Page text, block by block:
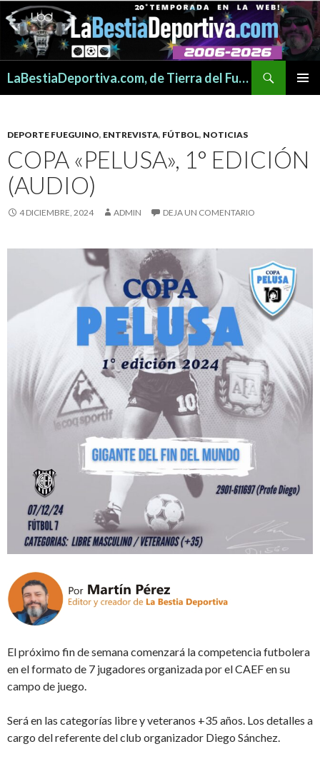
LaBestiaDeportiva.com, de Tierra del Fuego para todo el mundo
DEPORTE FUEGUINO, ENTREVISTA, FÚTBOL, NOTICIAS
COPA «PELUSA», 1° EDICIÓN
(AUDIO)
4 DICIEMBRE, 2024 ADMIN DEJA UN COMENTARIO
El próximo fin de semana comenzará la competencia futbolera
en el formato de 7 jugadores organizada por el CAEF en su
campo de juego.
Será en las categorías libre y veteranos +35 años. Los detalles a
cargo del referente del club organizador Diego Sánchez.